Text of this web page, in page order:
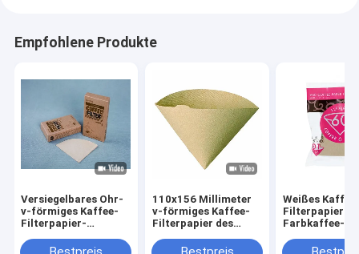
Empfohlene Produkte
Versiegelbares Ohr-
v-förmiges Kaffee-
Filterpapier-
110x156 Millimeter
v-förmiges Kaffee-
Filterpapier des
V01
Weißes
Filterpapier
Farbkaffee-
natürliches